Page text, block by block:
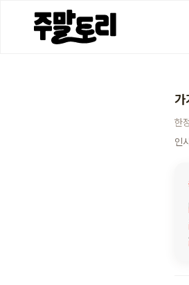
가
한
인